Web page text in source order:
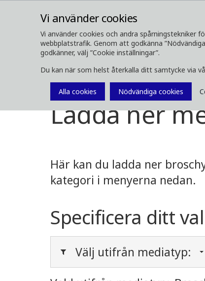
Vi använder cookies
Vi använder cookies och andra
webbplatstrafik. Genom att godkänna
godkänner, välj ”Cookie inställningar”.
Du kan när som helst återkalla ditt samtycke via
Alla cookies Nödvändiga cookies
OM OSS SKOGSMASKINER
Media Ladda ner media
Ladda ner
Här kan du ladda ner
kategori i menyerna nedan.
Specificera ditt val
Välj utifrån mediatyp: